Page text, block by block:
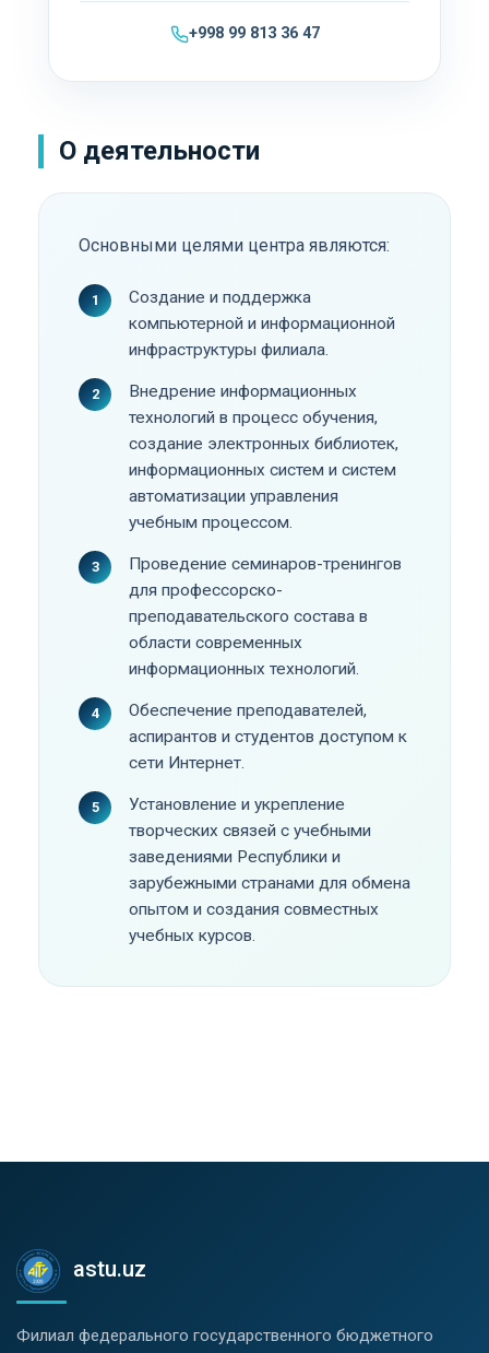
+998 99 813 36 47
О деятельности
Основными целями центра являются:
Создание и поддержка
компьютерной и информационной
инфраструктуры филиала.
Внедрение информационных
технологий в процесс обучения,
создание электронных библиотек,
информационных систем и систем
автоматизации управления
учебным процессом.
Проведение семинаров-тренингов
для профессорско-
преподавательского состава в
области современных
информационных технологий.
Обеспечение преподавателей,
аспирантов и студентов доступом к
сети Интернет.
Установление и укрепление
творческих связей с учебными
заведениями Республики и
зарубежными странами для обмена
опытом и создания совместных
учебных курсов.
astu.uz
Филиал федерального государственного бюджетного